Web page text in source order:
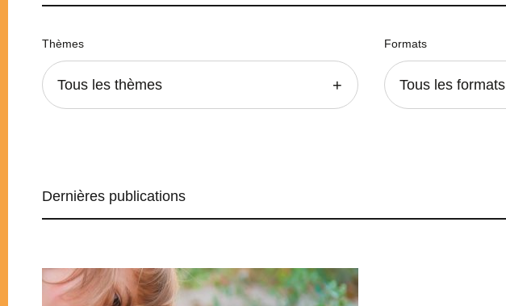
Thèmes
Tous les thèmes
Formats
Tous les formats
Dernières publications